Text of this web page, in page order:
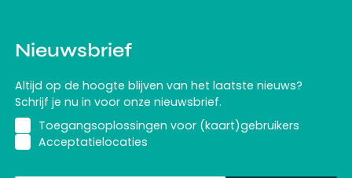
Nieuwsbrief
Altijd op de hoogte blijven van het laatste nieuws?
Schrijf je nu in voor onze nieuwsbrief.
Toegangsoplossingen voor (kaart)gebruikers
Acceptatielocaties